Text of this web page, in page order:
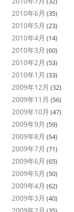
2010年6月 (35)
2010年5月 (23)
2010年4月 (14)
2010年3月 (60)
2010年2月 (53)
2010年1月 (33)
2009年12月 (32)
2009年11月 (56)
2009年10月 (47)
2009年9月 (59)
2009年8月 (54)
2009年7月 (71)
2009年6月 (65)
2009年5月 (50)
2009年4月 (62)
2009年3月 (40)